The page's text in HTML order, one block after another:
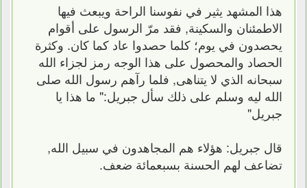
هذا المشهد يثير في نفوسنا الراحة ويبعث فيها
الاطمئنان والسكينة, فقد مرّ الرسول على أقوام
يحصدون في يوم؛ كلما حصدوا عاد كما كان. وكثرة
الحصاد والمحصول على هذا الوجه رمز لجزاء الله
سبحانه الذي لا يتناهى, فلما رآهم رسول الله صلى
الله ليه وسلم على ذلك سأل جبريل:" ما هذا يا
جبريل"
قال جبريل: هؤلاء هم المجاهدون في سبيل الله,
تضاعف لهم الحسنة بسبعمائة ضعف.